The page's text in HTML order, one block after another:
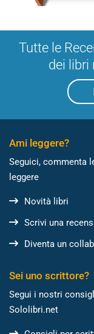
Tutte le
dei libri
Ami leggere?
Seguici, commenta
leggere
Novità libri
Scrivi una
Diventa un
Sei uno scrittore?
Segui i nostri
Sololibri.net